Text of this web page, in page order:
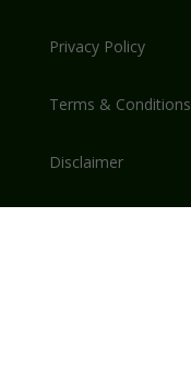
Privacy Policy
Terms & Conditions
Disclaimer